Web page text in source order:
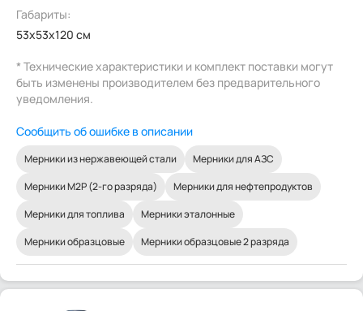
Габариты:
53x53x120 см
* Технические характеристики и комплект поставки могут
быть изменены производителем без предварительного
уведомления.
Сообщить об ошибке в описании
Мерники из нержавеющей стали
Мерники для АЗС
Мерники М2Р (2-го разряда)
Мерники для нефтепродуктов
Мерники для топлива
Мерники эталонные
Мерники образцовые
Мерники образцовые 2 разряда